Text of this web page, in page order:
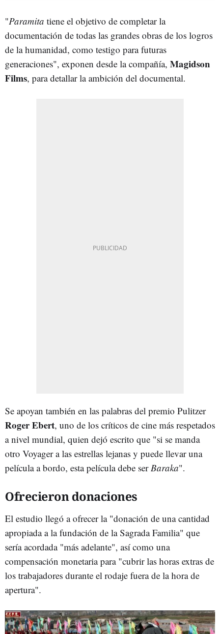
"Paramita tiene el objetivo de completar la
documentación de todas las grandes obras de los logros
de la humanidad, como testigo para futuras
generaciones", exponen desde la compañía, Magidson
Films, para detallar la ambición del documental.
Se apoyan también en las palabras del premio Pulitzer
Roger Ebert, uno de los críticos de cine más respetados
a nivel mundial, quien dejó escrito que "si se manda
otro Voyager a las estrellas lejanas y puede llevar una
película a bordo, esta película debe serBaraka".
Ofrecieron donaciones
El estudio llegó a ofrecer la "donación de una cantidad
apropiada a la fundación de la Sagrada Familia" que
sería acordada "más adelante", así como una
compensación monetaria para "cubrir las horas extras de
los trabajadores durante el rodaje fuera de la hora de
apertura".